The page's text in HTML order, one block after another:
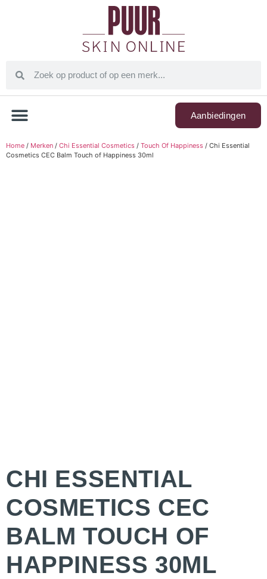
Aanbiedingen
Home / Merken / Chi Essential Cosmetics / Touch Of Happiness / Chi Essential
Cosmetics CEC Balm Touch of Happiness 30ml
CHI ESSENTIAL
COSMETICS CEC
BALM TOUCH OF
HAPPINESS 30ML